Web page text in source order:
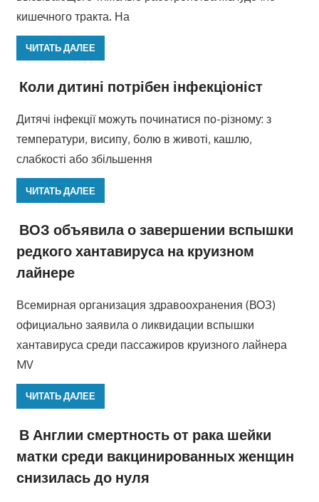
кишечного тракта. На
ЧИТАТЬ ДАЛЕЕ
Коли дитині потрібен інфекціоніст
Дитячі інфекції можуть починатися по-різному: з
температури, висипу, болю в животі, кашлю,
слабкості або збільшення
ЧИТАТЬ ДАЛЕЕ
ВОЗ объявила о завершении вспышки
редкого хантавируса на круизном
лайнере
Всемирная организация здравоохранения (ВОЗ)
официально заявила о ликвидации вспышки
хантавируса среди пассажиров круизного лайнера
MV
ЧИТАТЬ ДАЛЕЕ
В Англии смертность от рака шейки
матки среди вакцинированных женщин
снизилась до нуля